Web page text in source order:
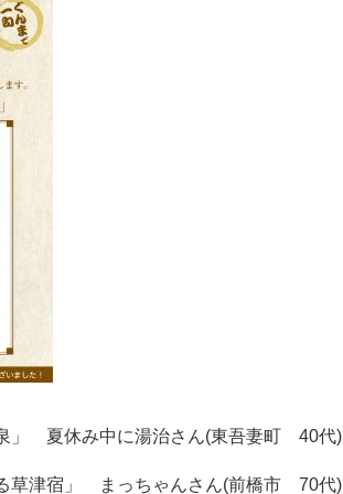
」 夏休み中に湯治さん(東吾妻町 40代)
草津宿」 まっちゃんさん(前橋市 70代)